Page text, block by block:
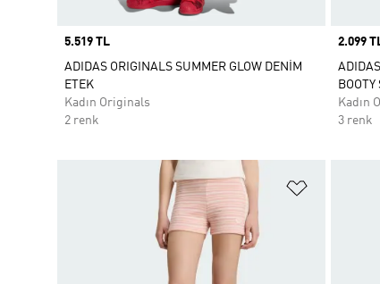
Price
5.519 TL
ADIDAS ORIGINALS SUMMER GLOW DENİM
ETEK
Kadın Originals
2 renk
Price
2.099
BOOTY
Kadın
3 renk